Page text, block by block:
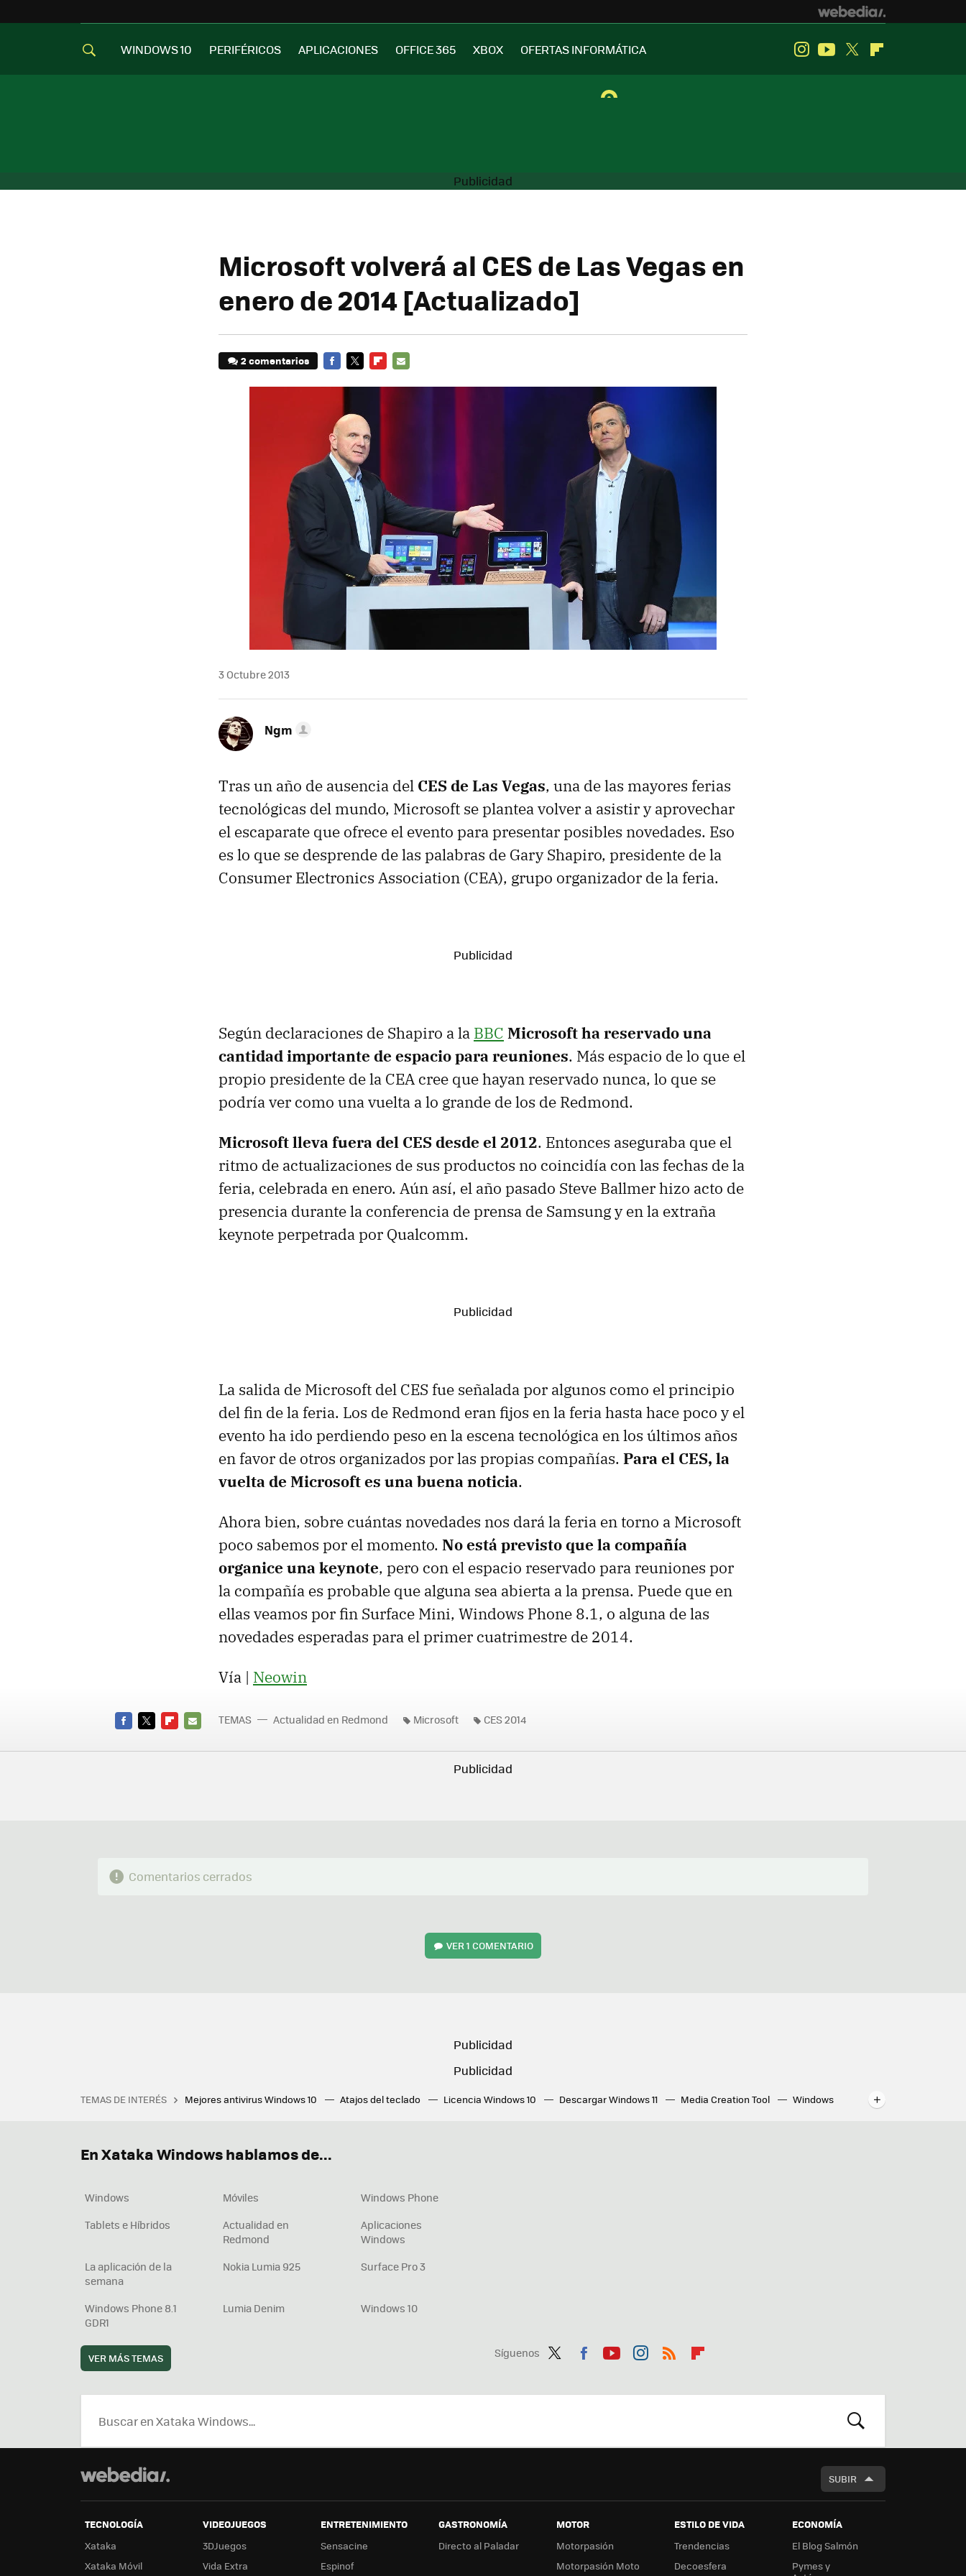
WINDOWS 10 PERIFÉRICOS APLICACIONES OFFICE 365 XBOX OFERTAS INFORMÁTICA InstagramYoutube
Twitter
Microsoft volverá al CES de Las Vegas en
enero de 2014 [Actualizado]
2 comentarios
3 Octubre 2013
Ngm
Tras un año de ausencia del CES de Las Vegas, una de las mayores ferias
tecnológicas del mundo, Microsoft se plantea volver a asistir y aprovechar
el escaparate que ofrece el evento para presentar posibles novedades. Eso
es lo que se desprende de las palabras de Gary Shapiro, presidente de la
Consumer Electronics Association (CEA), grupo organizador de la feria.
Según declaraciones de Shapiro a la BBC Microsoft ha reservado una
cantidad importante de espacio para reuniones. Más espacio de lo que el
propio presidente de la CEA cree que hayan reservado nunca, lo que se
podría ver como una vuelta a lo grande de los de Redmond.
Microsoft lleva fuera del CES desde el 2012. Entonces aseguraba que el
ritmo de actualizaciones de sus productos no coincidía con las fechas de la
feria, celebrada en enero. Aún así, el año pasado Steve Ballmer hizo acto de
presencia durante la conferencia de prensa de Samsung y en la extraña
keynote perpetrada por Qualcomm.
La salida de Microsoft del CES fue señalada por algunos como el principio
del fin de la feria. Los de Redmond eran fijos en la feria hasta hace poco y el
evento ha ido perdiendo peso en la escena tecnológica en los últimos años
en favor de otros organizados por las propias compañías. Para el CES, la
vuelta de Microsoft es una buena noticia.
Ahora bien, sobre cuántas novedades nos dará la feria en torno a Microsoft
poco sabemos por el momento. No está previsto que la compañía
organice una keynote, pero con el espacio reservado para reuniones por
la compañía es probable que alguna sea abierta a la prensa. Puede que en
ellas veamos por fin Surface Mini, Windows Phone 8.1, o alguna de las
novedades esperadas para el primer cuatrimestre de 2014.
Vía | Neowin
MAIL
TEMAS Actualidad en Redmond Microsoft CES 2014
Comentarios cerrados
VER1 COMENTARIO
TEMAS DE INTERÉS Mejores antivirus Windows 10 Atajos del teclado Licencia Windows 10 Descargar Windows 11 Media Creation Tool
Windows
Síguenos
ter
ebo tub agr
boa
En Xataka Windows hablamos de...
Windows Móviles
Windows Phone
Tablets e Híbridos
Actualidad en
Redmond
Aplicaciones
Windows
La aplicación de la
semana
Nokia Lumia 925 Surface Pro 3
Windows Phone 8.1
GDR1
Lumia Denim Windows 10
VER MÁS TEMAS
BUSCAR
SUBIR
TECNOLOGÍA
Xataka
Xataka Móvil
VIDEOJUEGOS
3DJuegos
Vida Extra
ENTRETENIMIENTO
Sensacine
Espinof
GASTRONOMÍA
Directo al Paladar
MOTOR
Motorpasión
Motorpasión Moto
ESTILO DE VIDA
Trendencias
Decoesfera
ECONOMÍA
El Blog Salmón
Pymes y